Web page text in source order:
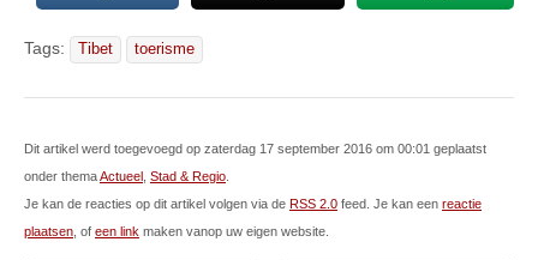
Tags: Tibet toerisme
Dit artikel werd toegevoegd op zaterdag 17 september 2016 om 00:01 geplaatst
onder themaActueel Stad & Regio
Je kan de reacties op dit artikel volgen via de RSS 2.0 feed. Je kan een reactie
plaatsen , of een link maken vanop uw eigen website.